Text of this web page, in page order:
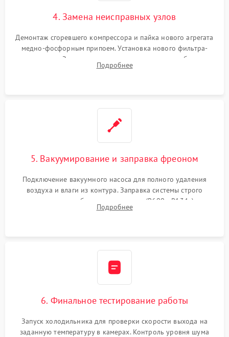
4. Замена неисправных узлов
Демонтаж сгоревшего компрессора и пайка нового агрегата
медно-фосфорным припоем. Установка нового фильтра-
осушителя. Замена изношенных вентиляторов обдува,
сломанных заслонок или поврежденных дверных петель.
Подробнее
5. Вакуумирование и заправка фреоном
Подключение вакуумного насоса для полного удаления
воздуха и влаги из контура. Заправка системы строго
дозированным объемом хладагента (R600a, R134a) по
электронным весам. Контроль рабочего давления в системе.
Подробнее
6. Финальное тестирование работы
Запуск холодильника для проверки скорости выхода на
заданную температуру в камерах. Контроль уровня шума